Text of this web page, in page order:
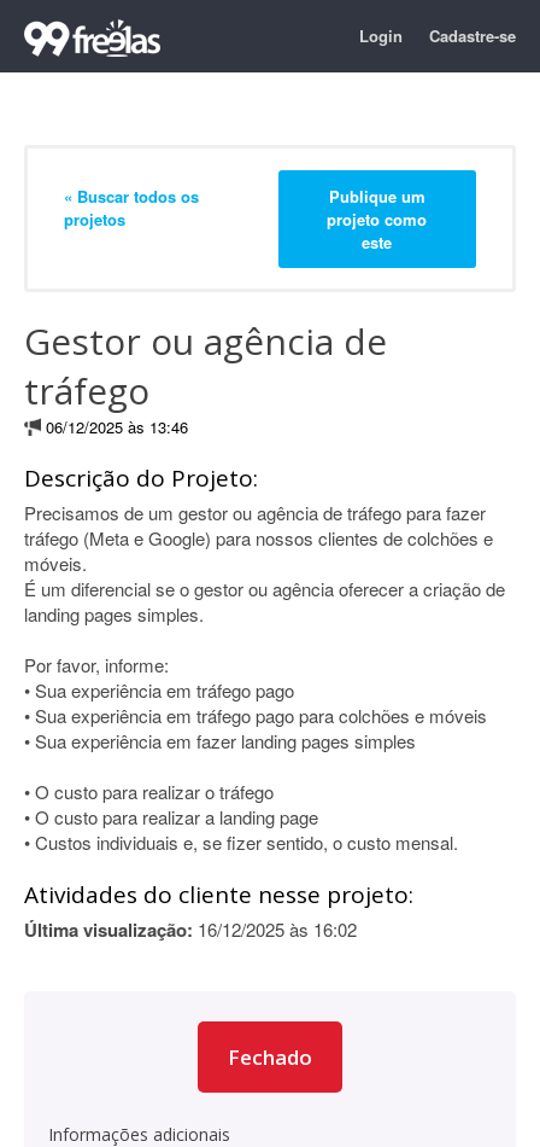
Login Cadastre-se
« Buscar todos os
projetos
Publique um
projeto como
este
Gestor ou agência de
tráfego
06/12/2025 às 13:46
Descrição do Projeto:
Precisamos de um gestor ou agência de tráfego para fazer
tráfego (Meta e Google) para nossos clientes de colchões e
móveis.
É um diferencial se o gestor ou agência oferecer a criação de
landing pages simples.
Por favor, informe:
• Sua experiência em tráfego pago
• Sua experiência em tráfego pago para colchões e móveis
• Sua experiência em fazer landing pages simples
• O custo para realizar o tráfego
• O custo para realizar a landing page
• Custos individuais e, se fizer sentido, o custo mensal.
Atividades do cliente nesse projeto:
Última visualização: 16/12/2025 às 16:02
Fechado
Informações adicionais